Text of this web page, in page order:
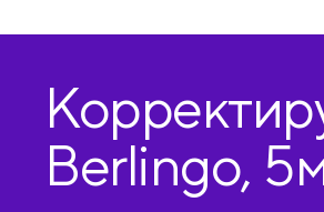
Berlingo,